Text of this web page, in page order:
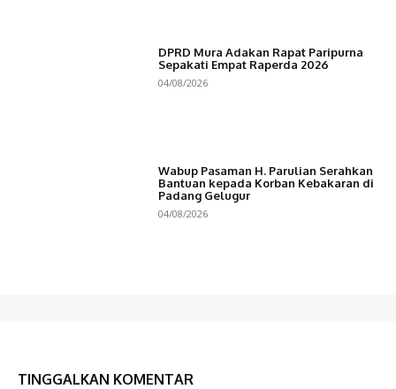
DPRD Mura Adakan Rapat Paripurna
Sepakati Empat Raperda 2026
04/08/2026
Wabup Pasaman H. Parulian Serahkan
Bantuan kepada Korban Kebakaran di
Padang Gelugur
04/08/2026
TINGGALKAN KOMENTAR